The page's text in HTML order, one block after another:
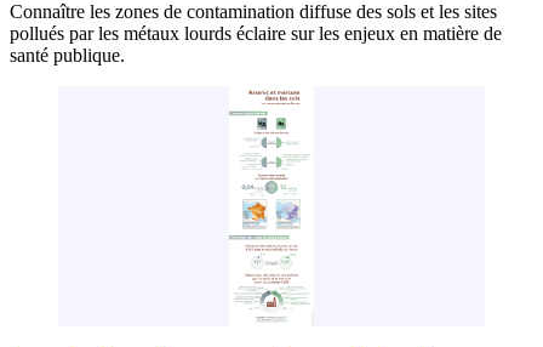
Connaître les zones de contamination diffuse des sols et les sites
pollués par les métaux lourds éclaire sur les enjeux en matière de
santé publique.